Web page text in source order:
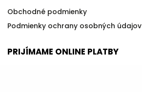
Obchodné podmienky
Podmienky ochrany osobných údajov
PRIJÍMAME ONLINE PLATBY